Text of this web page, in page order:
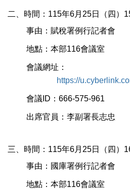
二、時間：115年6月25日
（四）
事由：賦稅署例行記者會
地點：本部116會議室
會議網址：
https://
會議 ID ：666-575-961
出席官員：李副署長志忠
三、時間：115年6月25日
（四）
事由：國庫署例行記者會
地點：本部116會議室